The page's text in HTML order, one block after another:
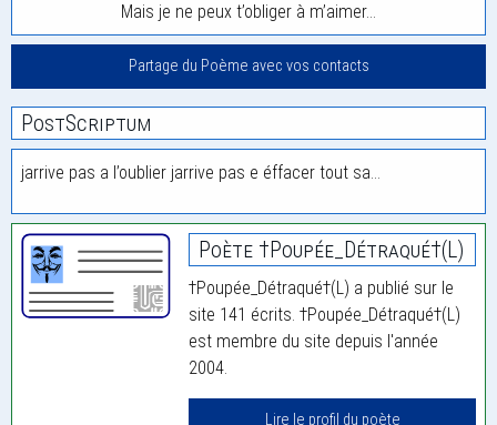
Mais je ne peux t’obliger à m’aimer…
Partage du Poème avec vos contacts
PostScriptum
jarrive pas a l’oublier jarrive pas e éffacer tout sa…
Poète †Poupée_Détraqué†(L)
†Poupée_Détraqué†(L) a publié sur le
site 141 écrits. †Poupée_Détraqué†(L)
est membre du site depuis l'année
2004.
Lire le profil du poète